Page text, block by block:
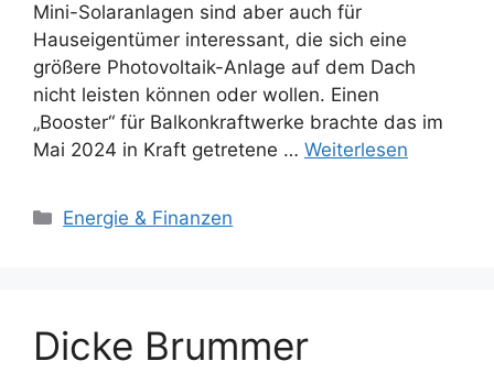
Mini-Solaranlagen sind aber auch für
Hauseigentümer interessant, die sich eine
größere Photovoltaik-Anlage auf dem Dach
nicht leisten können oder wollen. Einen
„Booster“ für Balkonkraftwerke brachte das im
Mai 2024 in Kraft getretene … Weiterlesen
Kategorien
Energie & Finanzen
Dicke Brummer